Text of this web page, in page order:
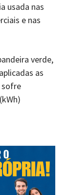
usada nas
e nas
verde,
as
sofre